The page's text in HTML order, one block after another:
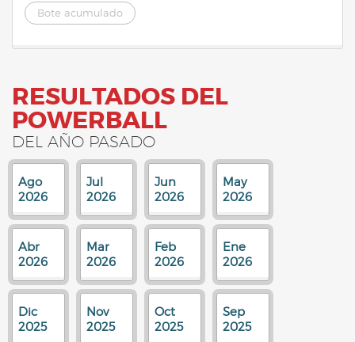
Bote acumulado
RESULTADOS DEL
POWERBALL
DEL AÑO PASADO
Ago
2026
Jul
2026
Jun
2026
May
2026
Abr
2026
Mar
2026
Feb
2026
Ene
2026
Dic
2025
Nov
2025
Oct
2025
Sep
2025